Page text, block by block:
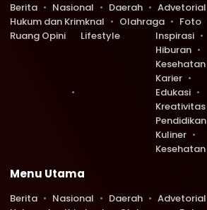
Berita Nasional Daerah
Advetorial
Hukum dan Krimknal
Olahraga Foto
Ruang Opini
Lifestyle
Inspirasi
Hiburan
Kesehatan
Karier
Edukasi
Kreativitas
Pendidikan
Kuliner
Kesehatan
Menu Utama
Berita Nasional Daerah
Advetorial